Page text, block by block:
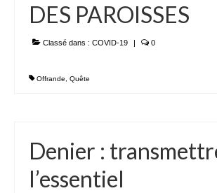
DES PAROISSES
Classé dans : COVID-19 | 0
Offrande Quête
Denier :
l’essentiel